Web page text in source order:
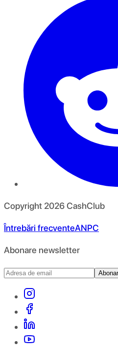
Copyright 2026CashClub
Întrebări frecventeANPC
Abonare newsletter